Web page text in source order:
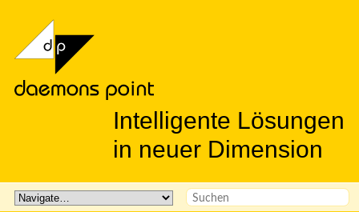
Intelligente Lösungen
in neuer Dimension